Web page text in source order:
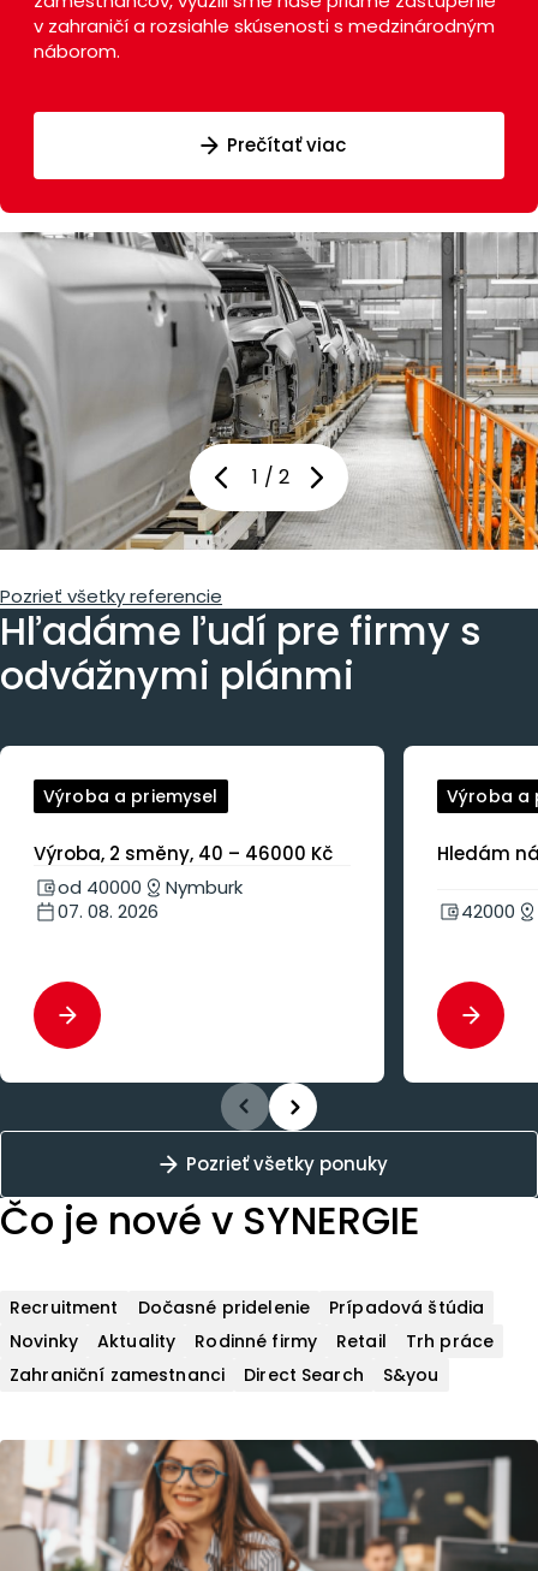
v zahraničí a rozsiahle skúsenosti s medzinárodným
náborom.
Prečítať viac
Prečítať viac
1 / 2
Pozrieť všetky referencie
Hľadáme ľudí pre firmy s
odvážnymi plánmi
Výroba a priemysel
Výroba, 2 směny, 40 – 46000 Kč
od 40000
Nymburk
07. 08. 2026
Výroba a
Hledám
42000
Pozrieť všetky ponuky
Čo je nové v SYNERGIE
Recruitment Dočasné pridelenie
Prípadová štúdia
Novinky
Aktuality Rodinné firmy Retail
Trh práce
Zahraniční zamestnanci
Direct Search S&you